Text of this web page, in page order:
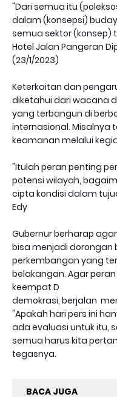
"Dari semua itu
dalam (konsepsi)
semua sektor (konsep)
Hotel Jalan Pangeran
(23/1/2023)
Keterkaitan dan
diketahui dari wacana
yang terbangun di
internasional.
keamanan melalui
"Itulah peran penting
potensi wilayah,
cipta kondisi dalam
Edy
Gubernur berharap
bisa menjadi dorongan
perkembangan yang
belakangan. Agar
keempat D
demokrasi, berjalan
"Apakah hari pers ini
ada evaluasi untuk itu,
semua harus kita
tegasnya.
BACA JUGA